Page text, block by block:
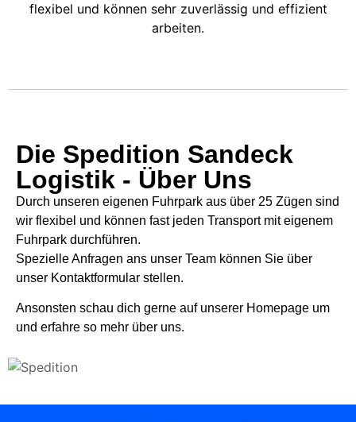
flexibel und können sehr zuverlässig und effizient
arbeiten.
Die Spedition Sandeck
Logistik - Über Uns
Durch unseren eigenen Fuhrpark aus über 25 Zügen sind
wir flexibel und können fast jeden Transport mit eigenem
Fuhrpark durchführen.
Spezielle Anfragen ans unser Team können Sie über
unser Kontaktformular stellen.
Ansonsten schau dich gerne auf unserer Homepage um
und erfahre so mehr über uns.